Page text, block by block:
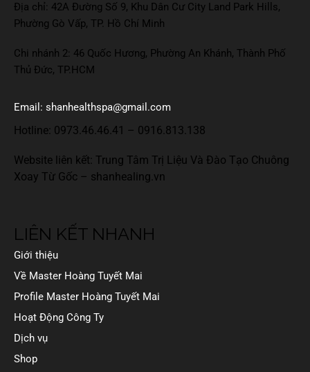
Địa chỉ: 42A Đường Số 9, Khu Dân Cư City Land Park Hills,
Phường Gò Vấp, TP. Hồ Chí Minh
Chi nhánh 2: 46 Quốc Hương, Phường An Khánh, Thành Phố
Thủ Đức, TP.HCM
Email: shanhealthspa@gmail.com
Hotline: 0973.46.46.41 – 0916.813.138
Website liên kết: Trung Tâm Trị Liệu Và Đào Tạo Chuông
Xoay Từ Gốc – shanhealing.vn
LIÊN KẾT NHANH
Giới thiệu
Về Master Hoàng Tuyết Mai
Profile Master Hoàng Tuyết Mai
Hoạt Động Công Ty
Dịch vụ
Shop